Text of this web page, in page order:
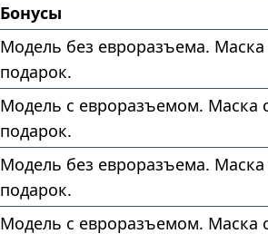
Бонусы
Модель без евроразъема.
подарок.
Модель с евроразъемом. Маска
подарок.
Модель без евроразъема.
подарок.
Модель с евроразъемом. Маска